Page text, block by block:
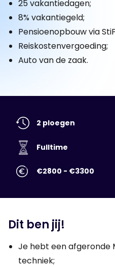
25 vakantiedagen;
8% vakantiegeld;
Pensioenopbouw via
Reiskostenvergoeding;
Auto van de zaak.
2 ploegen
Fulltime
€2800 - €3300
Dit ben jij!
Je hebt een afgeronde
techniek;